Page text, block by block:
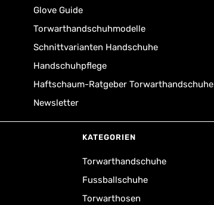
Glove Guide
Torwarthandschuhmodelle
Schnittvarianten Handschuhe
Handschuhpflege
Haftschaum-Ratgeber Torwarthandschuhe
Newsletter
KATEGORIEN
Torwarthandschuhe
Fussballschuhe
Torwarthosen